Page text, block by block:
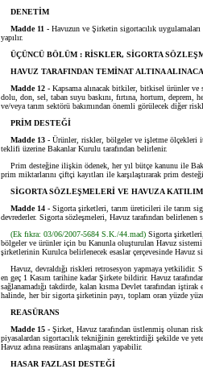
DENETİM
Madde 11 - Havuzun ve Şirketin sigortacılık
yapılır.
ÜÇÜNCÜ BÖLÜM : RİSKLER, SİGORTA
HAVUZ TARAFINDAN TEMİNAT ALTINA
Madde 12 - Kapsama alınacak bitkiler, bitkisel ürünler ve
dolu, don, sel, taban suyu baskını, fırtına, hortum, deprem,
ve/veya tarım sektörü bakımından önemli görülecek diğer
PRİM DESTEĞİ
Madde 13 - Ürünler, riskler, bölgeler ve işletme ölçekleri
teklifi üzerine Bakanlar Kurulu tarafından belirlenir.
Prim desteğine ilişkin ödenek, her yıl bütçe kanunu ile
prim miktarlarını çiftçi kayıtları ile karşılaştırarak prim
SİGORTA SÖZLEŞMELERİ VE HAVUZA KATILIM
Madde 14 - Sigorta şirketleri, tarım üreticileri ile tarım
devrederler. Sigorta sözleşmeleri, Havuz tarafından belirlenen
(Ek fıkra: 03/06/2007-5684 S.K./44.mad) Sigorta
bölgeler ve ürünler için bu Kanunla oluşturulan Havuz sistemi
şirketlerinin Kurulca belirlenecek esaslar çerçevesinde Havuz
Havuz, devraldığı riskleri retrosesyon yapmaya yetkilidir.
en geç 1 Kasım tarihine kadar Şirkete bildirir. Havuz
sağlanamadığı takdirde, kalan kısma Devlet tarafından
halinde, her bir sigorta şirketinin payı, toplam oran yüzde
REASÜRANS
Madde 15 - Şirket, Havuz tarafından üstlenmiş olunan
piyasalardan sigortacılık tekniğinin gerektirdiği şekilde ve
Havuz adına reasürans anlaşmaları yapabilir.
HASAR FAZLASI DESTEĞİ